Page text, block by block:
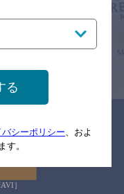
すようお願い申し上げま
］
る
バシーポリシー 、およ
す。